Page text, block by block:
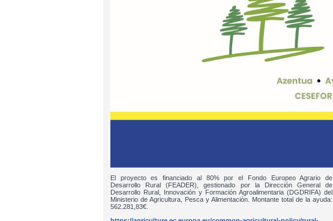
El proyecto es financiado al 80% por el Fondo Europeo Agrario de
Desarrollo Rural (FEADER), gestionado por la Dirección General de
Desarrollo Rural, Innovación y Formación Agroalimentaria (DGDRIFA) del
Ministerio de Agricultura, Pesca y Alimentación. Montante total de la ayuda:
562.281,83€.